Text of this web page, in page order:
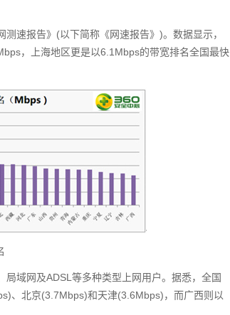
速报告》(以下简称《网速报告》)。数据显示，
，上海地区更是以6.1Mbps的带宽排名全国最快
局域网及ADSL等多种类型上网用户。据悉，全国
、北京(3.7Mbps)和天津(3.6Mbps)，而广西则以